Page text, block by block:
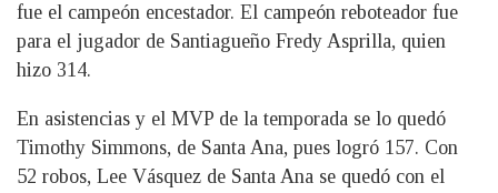
fue el campeón encestador. El campeón reboteador fue
para el jugador de Santiagueño Fredy Asprilla, quien
hizo 314.
En asistencias y el MVP de la temporada se lo quedó
Timothy Simmons, de Santa Ana, pues logró 157. Con
52 robos, Lee Vásquez de Santa Ana se quedó con el